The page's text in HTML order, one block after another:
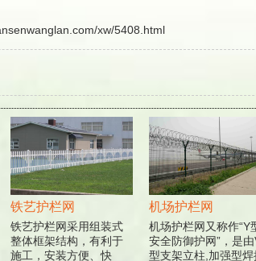
xw/5408.html
铁艺护栏网
铁艺护栏网采用组装式
整体框架结构，有利于
施工，安装方便、快
机场护栏网
机场护栏网又称作“Y型
安全防御护网”，是由V
型支架立柱,加强型焊接